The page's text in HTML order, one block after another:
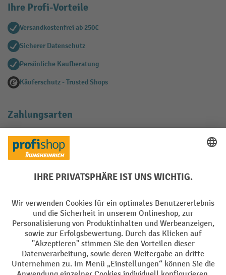
Ihre Profi-Vorteile
Versandkostenfrei ab 250€
Sicherer Datenschutz
Persönliche Kaufberatung
Käuferschutz - Trusted Shops
Zahlungsarten
Creditcard (Master)
Facebook
YouTube
LinkedIn
Instagram
AGB Impressum Datenschutz